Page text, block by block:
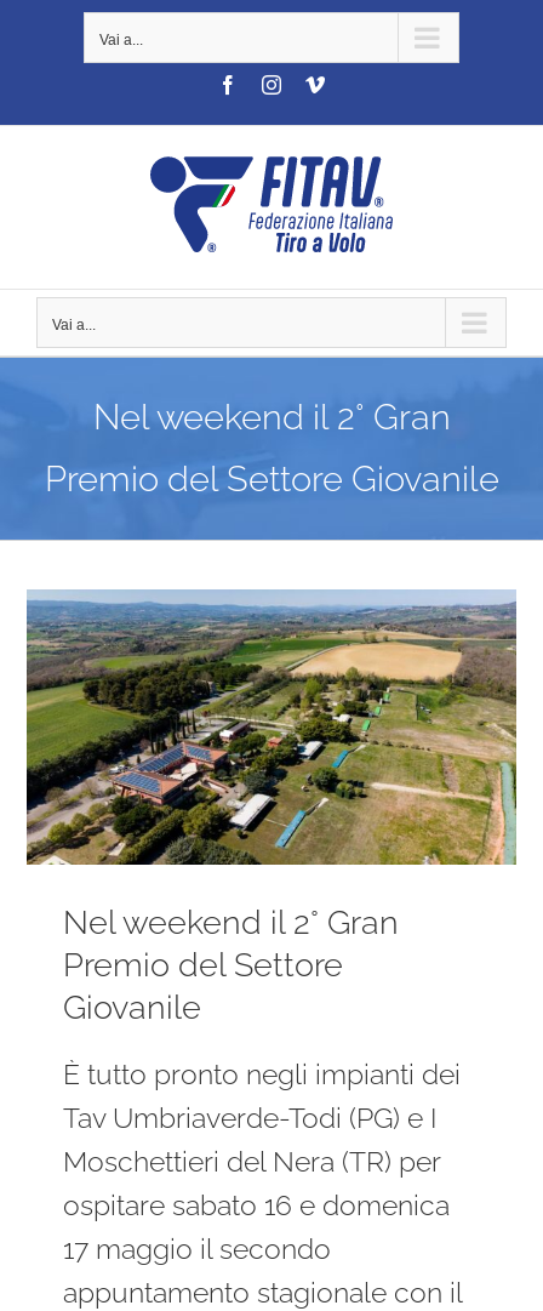
Vai a...
FacebookInstagramVimeo
Vai a...
Nel weekend il 2° Gran
Premio del Settore Giovanile
Ingrandisci
immagine
Nel weekend il 2° Gran
Premio del Settore
Giovanile
È tutto pronto negli impianti dei
Tav Umbriaverde-Todi (PG) e I
Moschettieri del Nera (TR) per
ospitare sabato 16 e domenica
17 maggio il secondo
appuntamento stagionale con il